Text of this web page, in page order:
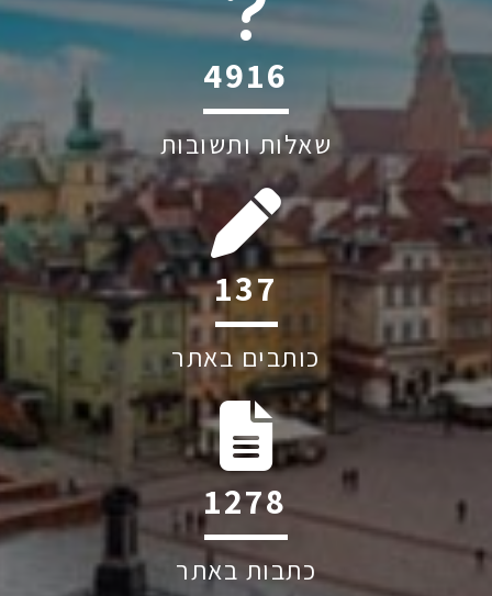
6045
שאלות ותשובות
200
כותבים באתר
1863
כתבות באתר